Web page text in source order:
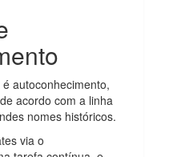
autoconhecimento,
acordo com a linha
nomes históricos.
via o